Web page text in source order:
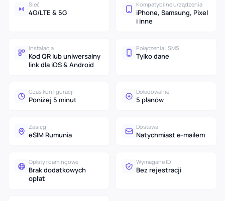
Sieć
4G/LTE & 5G
Kompatybilne urządzenia
iPhone, Samsung, Pixel
i inne
Instalacja
Kod QR lub uniwersalny
link dla iOS & Android
Połączenia i SMS
Tylko dane
Czas konfiguracji
Poniżej 5 minut
Doładowanie
5 planów
Zasięg
eSIM Rumunia
Dostawa
Natychmiast e-mailem
Opłaty roamingowe
Brak dodatkowych
opłat
Wymagane ID
Bez rejestracji